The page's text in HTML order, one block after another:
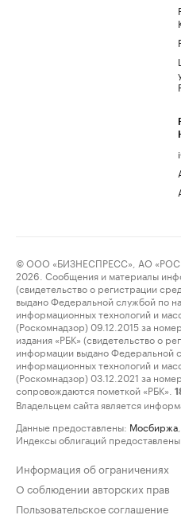
© ООО «БИЗНЕСПРЕСС», АО
2026. Сообщения и материалы
(свидетельство о регистрации
выдано Федеральной службой по
информационных технологий и
(Роскомнадзор) 09.12.2015 за
издания «РБК» (свидетельство о
информации выдано Федеральной
информационных технологий и
(Роскомнадзор) 03.12.2021 за
сопровождаются пометкой «РБК».
Владельцем сайта является
Данные предоставлены: Мосбиржа
Индексы облигаций
Информация об ограничениях
О соблюдении авторских прав
Пользовательское соглашение